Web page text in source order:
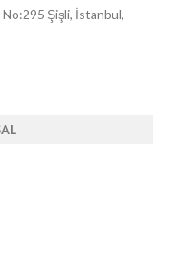
Şişli, İstanbul,